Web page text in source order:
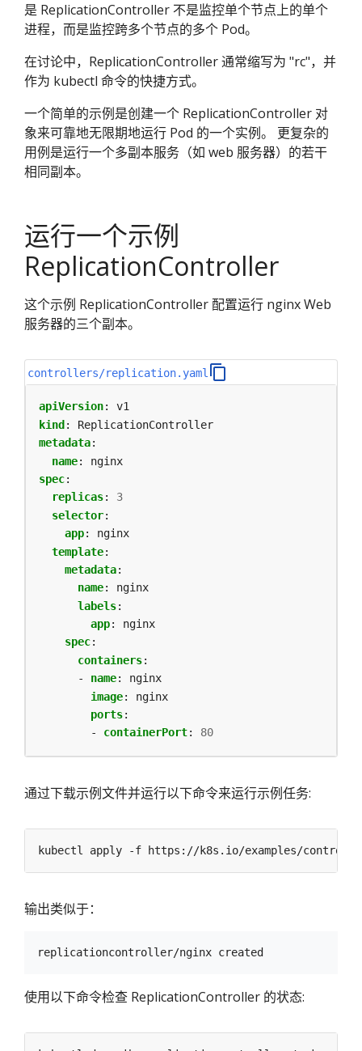
是 ReplicationController 不是监控单个节点上的单个
进程，而是监控跨多个节点的多个 Pod。
在讨论中，ReplicationController 通常缩写为 "rc"，并
作为 kubectl 命令的快捷方式。
一个简单的示例是创建一个 ReplicationController 对
象来可靠地无限期地运行 Pod 的一个实例。 更复杂的
用例是运行一个多副本服务（如 web 服务器）的若干
相同副本。
运行一个示例
ReplicationController
这个示例 ReplicationController 配置运行 nginx Web
服务器的三个副本。
controllers/replication.yaml
apiVersion:
v1
kind :
ReplicationController
metadata:
name:
nginx
spec:
replicas:
3
selector:
app:
nginx
template:
metadata:
name:
nginx
labels:
app:
nginx
spec:
containers:
- name:
nginx
image:
nginx
ports:
- containerPort: 80
通过下载示例文件并运行以下命令来运行示例任务:
输出类似于：
使用以下命令检查 ReplicationController 的状态: